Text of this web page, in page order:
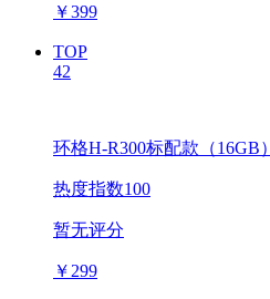
￥399
TOP
42
环格H-R300标配款（16GB）
热度指数100
暂无评分
￥ 299